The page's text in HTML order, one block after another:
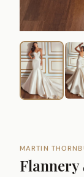
MARTIN
Flannery